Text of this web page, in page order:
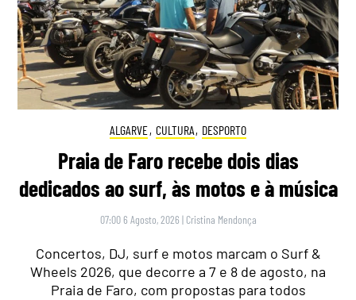
ALGARVE, CULTURA, DESPORTO
Praia de Faro recebe dois dias
dedicados ao surf, às motos e à música
07:00 6 Agosto, 2026 | Cristina Mendonça
Concertos, DJ, surf e motos marcam o Surf &
Wheels 2026, que decorre a 7 e 8 de agosto, na
Praia de Faro, com propostas para todos